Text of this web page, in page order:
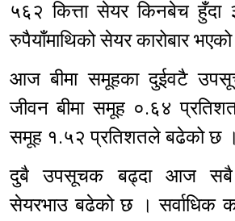
५६२ कित्ता सेयर किनबेच हुँदा
रुपैयाँमाथिको सेयर कारोबार
आज बीमा समूहका दुईवटै
जीवन बीमा समूह ०.६४ प्रतिशत
समूह १.५२ प्रतिशतले बढेको छ
दुबै उपसूचक बढ्दा आज सबै
सेयरभाउ बढेको छ । सर्वाधिक